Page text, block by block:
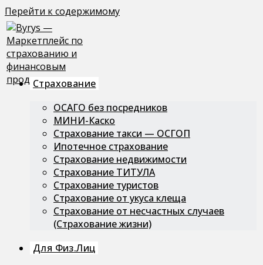
Перейти к содержимому
Страхование
ОСАГО без посредников
МИНИ-Каско
Страхование такси — ОСГОП
Ипотечное страхование
Страхование недвижимости
Страхование ТИТУЛА
Страхование туристов
Страхование от укуса клеща
Страхование от несчастных случаев
(Страхование жизни)
Для Физ.лиц